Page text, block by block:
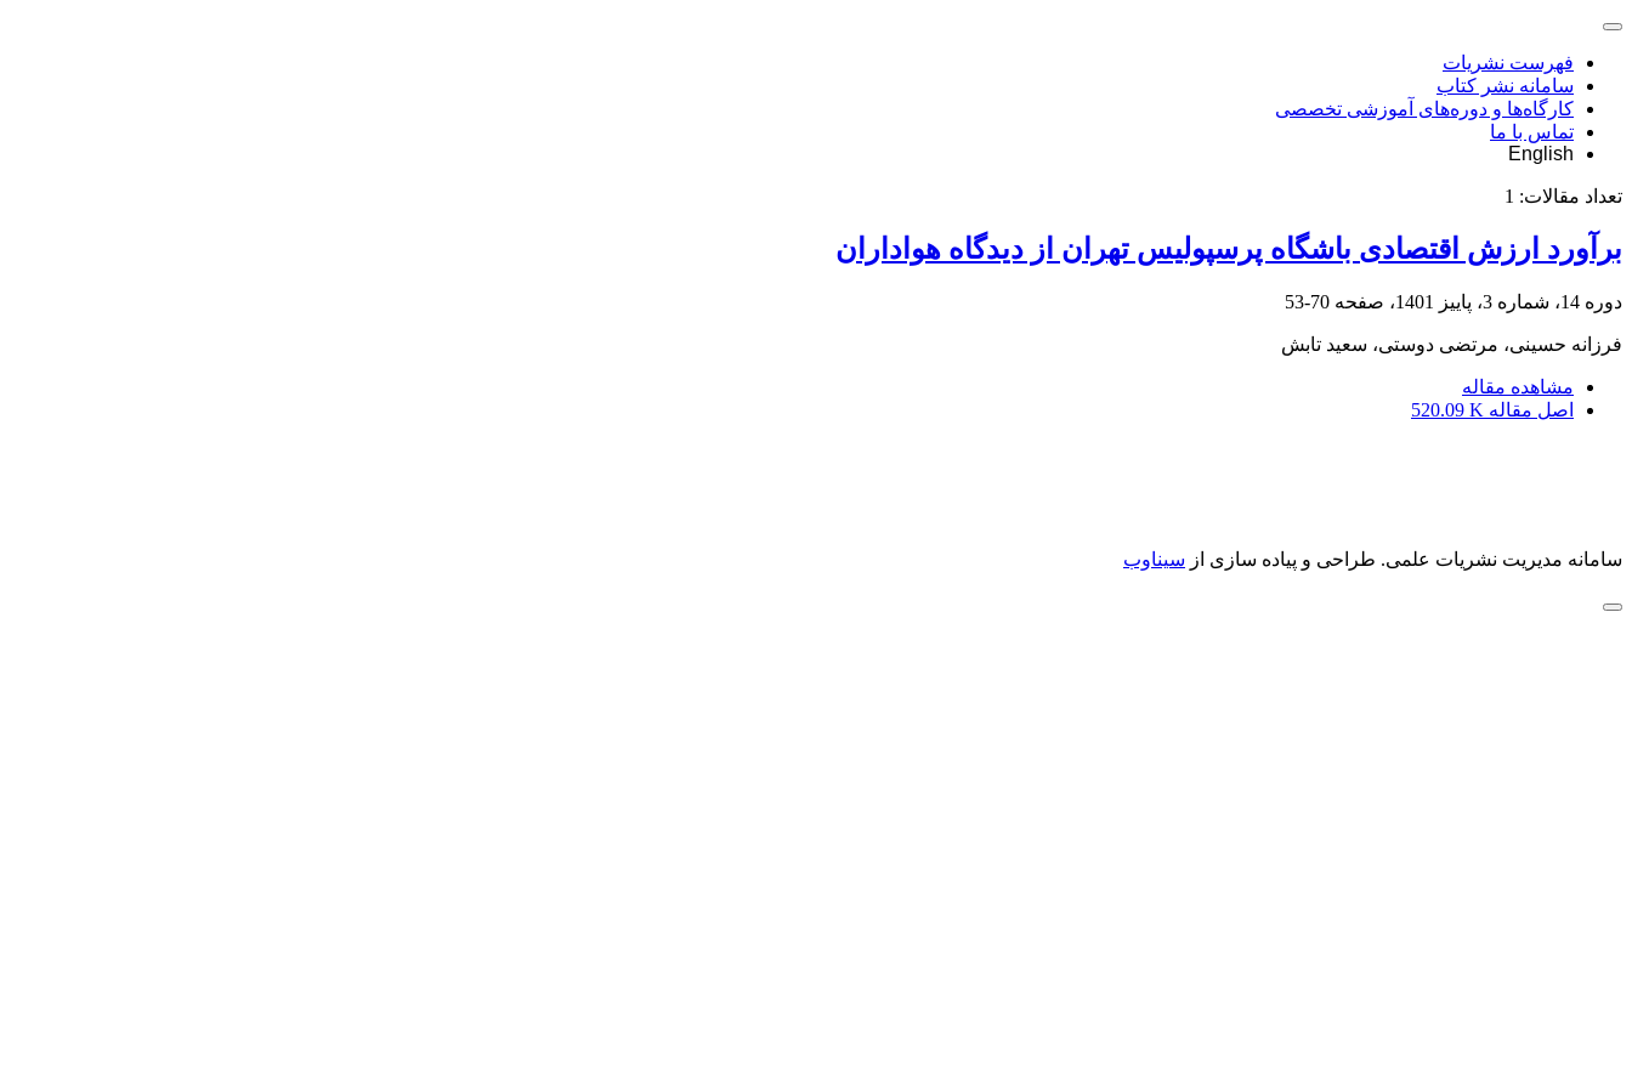
فهرست نشریات
سامانه نشر کتاب
کارگاه‌ها و دوره‌های آموزشی تخصصی
تماس با ما
English
تعداد مقالات: 1
برآورد ارزش اقتصادی باشگاه پرسپولیس تهران از دیدگاه هواداران
دوره 14، شماره 3، پاییز 1401، صفحه 70-53
فرزانه حسینی، مرتضی دوستی، سعید تابش
مشاهده مقاله
اصل مقاله 520.09 K
سامانه مدیریت نشریات علمی. طراحی و پیاده سازی از سیناوب